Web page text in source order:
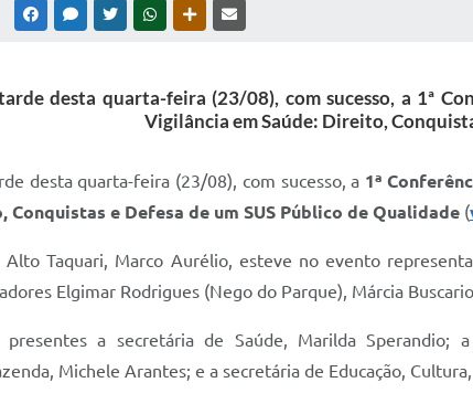
FACEBOOKMESSENGER
TWITTERWHATSAPPOUTRAS MÍDIAS
desta quarta-feira (23/08), com sucesso, a 1ª
Vigilância em Saúde: Direito,
desta quarta-feira (23/08), com sucesso, a 1ª
Conquistas e Defesa de um SUS Público de Qualidade (
Taquari, Marco Aurélio, esteve no evento
Elgimar Rodrigues (Nego do Parque), Márcia
presentes a secretária de Saúde, Marilda Sperandio;
Michele Arantes; e a secretária de Educação,